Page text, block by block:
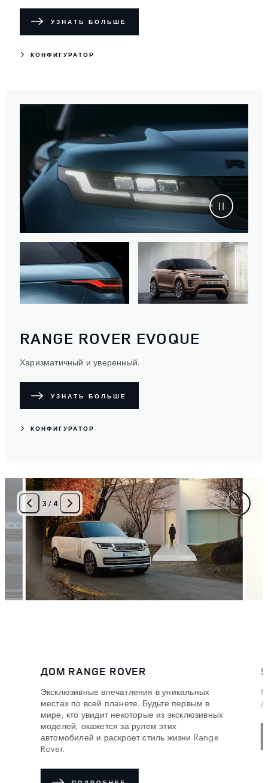
УЗНАТЬ БОЛЬШЕ
КОНФИГУРАТОР
RANGE ROVER EVOQUE
Харизматичный и уверенный.
УЗНАТЬ БОЛЬШЕ
КОНФИГУРАТОР
3/4
ДОМ RANGE ROVER
Эксклюзивные впечатления в уникальных
местах по всей планете. Будьте первым в
мире, кто увидит некоторые из эксклюзивных
моделей, окажется за рулем этих
автомобилей и раскроет стиль жизни Range
Rover.